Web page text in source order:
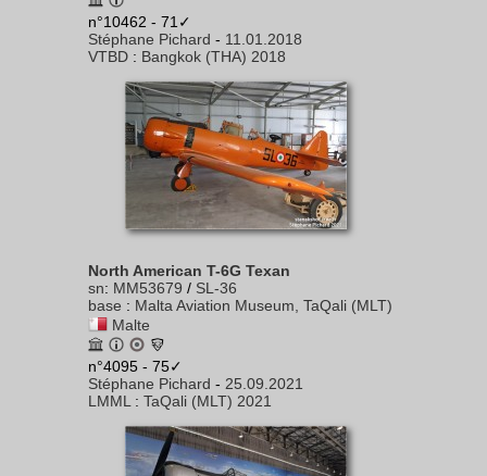
n°10462 - 71✓
Stéphane Pichard - 11.01.2018
VTBD : Bangkok (THA) 2018
North American T-6G Texan
sn: MM53679 / SL-36
base : Malta Aviation Museum, TaQali (MLT)
Malte
n°4095 - 75✓
Stéphane Pichard - 25.09.2021
LMML : TaQali (MLT) 2021